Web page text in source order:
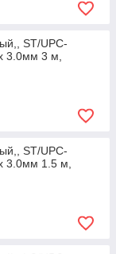
ST/UPC-
3.0мм 3 м,
ST/UPC-
3.0мм 1.5 м,